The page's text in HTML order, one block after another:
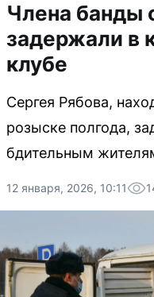
Члена банды
задержали в
клубе
Сергея Рябова,
розыске полгода,
бдительным
12 января, 2026, 10:11